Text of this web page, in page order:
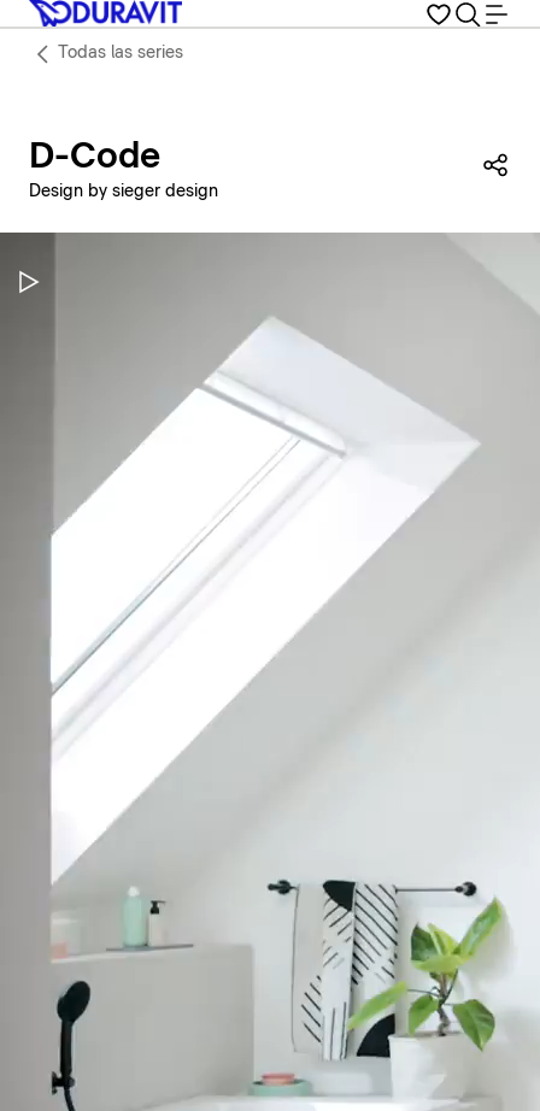
Todas las series
D-Code
Design by sieger design
Pausar vídeo